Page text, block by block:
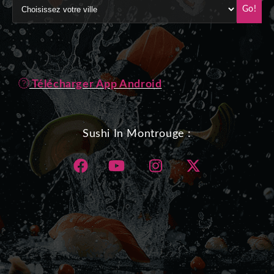
Go!
Télécharger App Android
Sushi In Montrouge :